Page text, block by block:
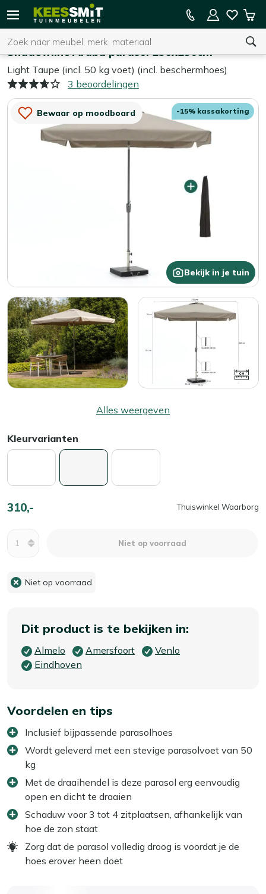
Kees
Tuinmeubelen
Zoeken
U heeft geen product(en) in uw winkelwagen.
15% kassakorting op de hele collectie
Shadowline Aruba parasol 250x250cm
Light Taupe (incl. 50 kg voet) (incl. beschermhoes)
3 beoordelingen
Bewaar op moodboard
Bekijk in je tuin
-15% kassakorting
Alles weergeven
Kleurvarianten
310,- Thuiswinkel Waarborg
Niet op voorraad
Niet op voorraad
Dit product is te bekijken in:
Almelo Amersfoort
Venlo
Eindhoven
Voordelen en tips
Inclusief bijpassende parasolhoes
Wordt geleverd met een stevige parasolvoet van 50
kg
Met de draaihendel is deze parasol erg eenvoudig
open en dicht te draaien
Schaduw voor 3 tot 4 zitplaatsen, afhankelijk van
hoe de zon staat
Zorg dat de parasol volledig droog is voordat je de
hoes erover heen doet